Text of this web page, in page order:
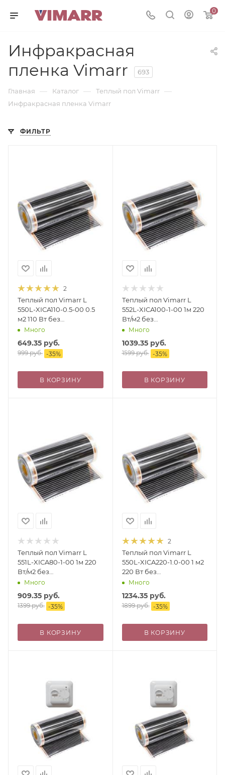
0
Инфракрасная
пленка Vimarr
693
Главная — Каталог — Теплый пол Vimarr —
Инфракрасная пленка Vimarr
ФИЛЬТР
2
Теплый пол Vimarr L
550L-XICA110-0.5-00 0.5
м2 110 Вт без
терморегулятора
Много
649.35 руб.
999руб. -35%
В КОРЗИНУ
Теплый пол Vimarr L
552L-XICA100-1-00 1м 220
Вт/м2 без
терморегулятора
Много
1039.35руб.
1599руб. -35%
В КОРЗИНУ
Теплый пол Vimarr L
551L-XICA80-1-00 1м 220
Вт/м2 без
терморегулятора
Много
909.35 руб.
1399руб. -35%
В КОРЗИНУ
2
Теплый пол Vimarr L
550L-XICA220-1.0-00 1 м2
220 Вт без
терморегулятора
Много
1234.35руб.
1899руб. -35%
В КОРЗИНУ